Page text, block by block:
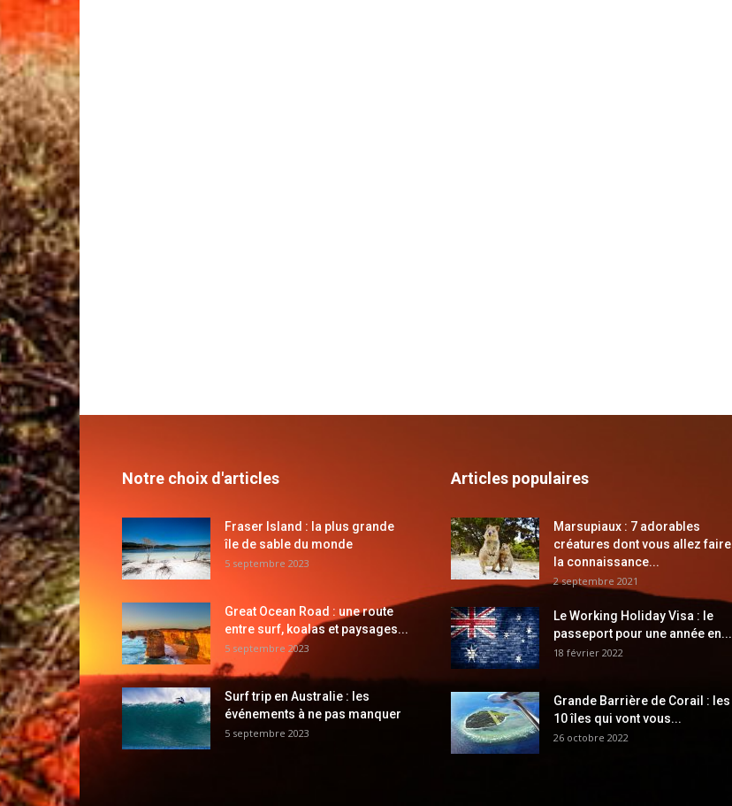
Notre choix d'articles
Fraser Island : la plus grande
île de sable du monde
5 septembre 2023
Great Ocean Road : une route
entre surf, koalas et paysages...
5 septembre 2023
Surf trip en Australie : les
événements à ne pas manquer
5 septembre 2023
Articles populaires
Marsupiaux : 7 adorables
créatures dont vous allez faire
la connaissance...
2 septembre 2021
Le Working Holiday Visa : le
passeport pour une année en...
18 février 2022
Grande Barrière de Corail : les
10 îles qui vont vous...
26 octobre 2022